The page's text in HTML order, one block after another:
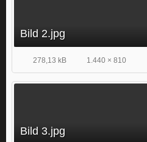
Bild 2.jpg
278,13 kB 1.440 × 810
Bild 3.jpg